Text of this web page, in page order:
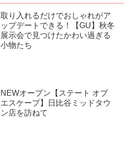
取り入れるだけでおしゃれがア
ップデートできる！【GU】秋冬
展示会で見つけたかわい過ぎる
小物たち
NEWオープン【ステート オブ
エスケープ】日比谷ミッドタウ
ン店を訪ねて